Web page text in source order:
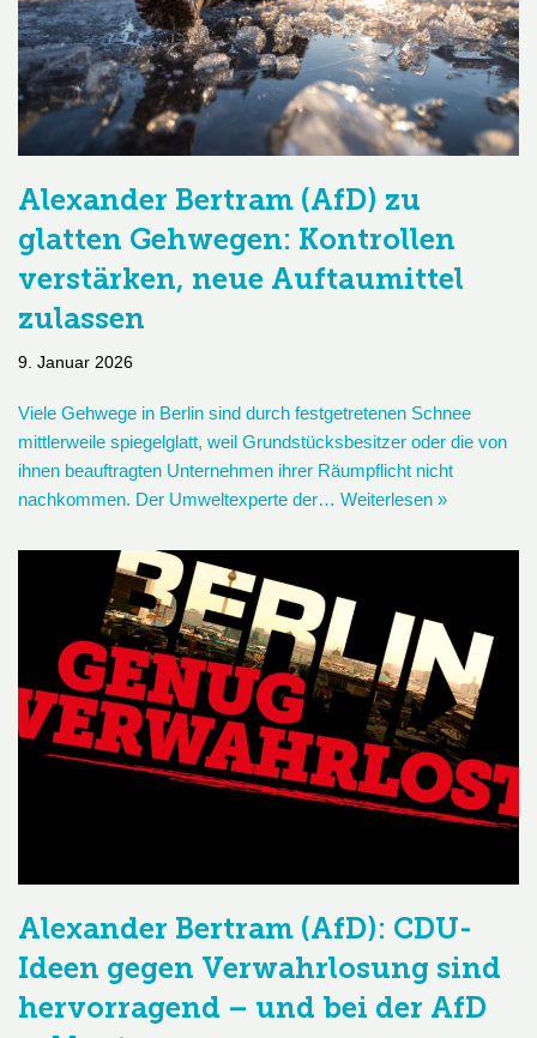
Alexander Bertram (AfD) zu
glatten Gehwegen: Kontrollen
verstärken, neue Auftaumittel
zulassen
9. Januar 2026
Viele Gehwege in Berlin sind durch festgetretenen Schnee
mittlerweile spiegelglatt, weil Grundstücksbesitzer oder die von
ihnen beauftragten Unternehmen ihrer Räumpflicht nicht
nachkommen. Der Umweltexperte der… Weiterlesen »
Alexander Bertram (AfD): CDU-
Ideen gegen Verwahrlosung sind
hervorragend – und bei der AfD